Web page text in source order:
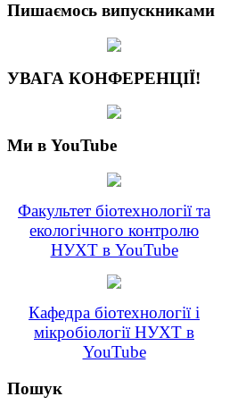
Пишаємось випускниками
УВАГА КОНФЕРЕНЦІЇ!
Ми в YouTube
Факультет біотехнології та
екологічного контролю
НУХТ в YouTube
Кафедра біотехнології і
мікробіології НУХТ в
YouTube
Пошук